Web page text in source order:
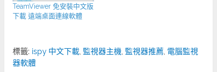
TeamViewer 免安裝中文版
下載 遠端桌面連線軟體
標籤: ispy 中文下載, 監視器主機, 監視器推薦, 電腦監視
器軟體